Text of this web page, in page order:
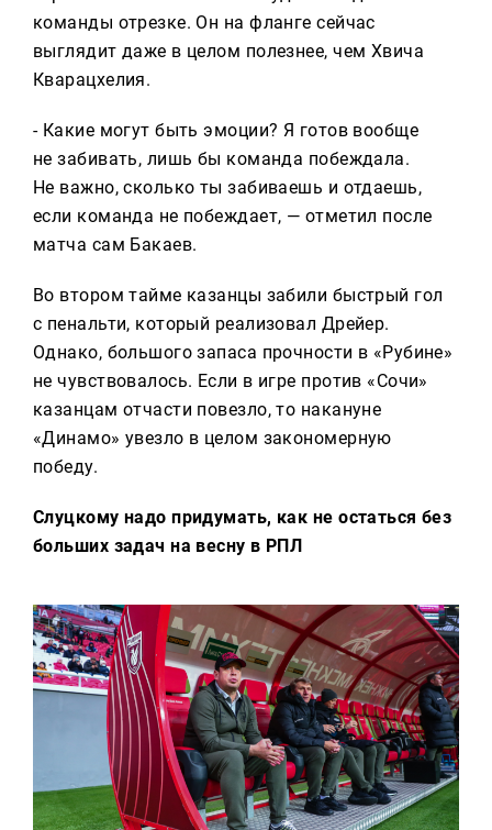
команды отрезке. Он на фланге сейчас
выглядит даже в целом полезнее, чем Хвича
Кварацхелия.
- Какие могут быть эмоции? Я готов вообще
не забивать, лишь бы команда побеждала.
Не важно, сколько ты забиваешь и отдаешь,
если команда не побеждает, — отметил после
матча сам Бакаев.
Во втором тайме казанцы забили быстрый гол
с пенальти, который реализовал Дрейер.
Однако, большого запаса прочности в «Рубине»
не чувствовалось. Если в игре против «Сочи»
казанцам отчасти повезло, то накануне
«Динамо» увезло в целом закономерную
победу.
Слуцкому надо придумать, как не остаться без
больших задач на весну в РПЛ